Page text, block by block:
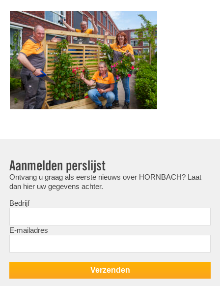
Aanmelden perslijst
Ontvang u graag als eerste nieuws over HORNBACH? Laat
dan hier uw gegevens achter.
Bedrijf
E-mailadres